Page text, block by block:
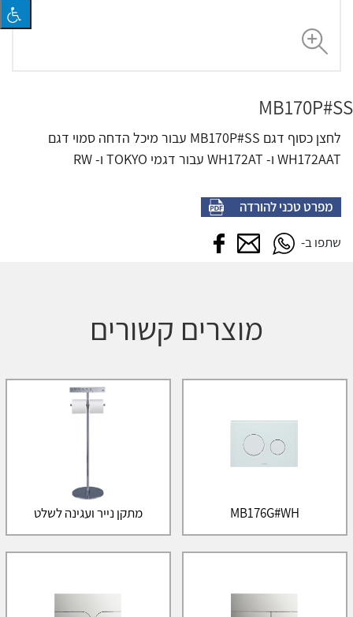
MB170P#SS
לחצן כסוף דגם MB170P#SS עבור מיכל הדחה סמוי דגם
WH172AAT ו- WH172AT עבור דגמי TOKYO ו- RW
מפרט טכני להורדה
שתפו ב- שתפו בווטסאפשתפו במייל
שתפו בפייסבוק
מוצרים קשורים
MB176G#WH מתקן נייר ועגינה לשלט